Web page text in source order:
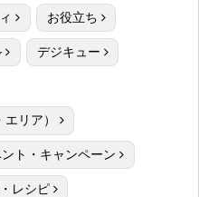
お役立ち
デジキュー
リア）
ト・キャンペーン
レシピ